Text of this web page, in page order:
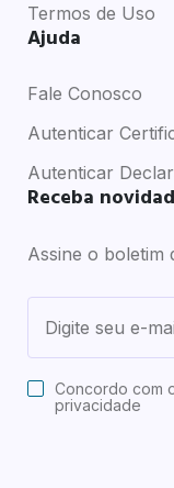
Termos de Uso
Ajuda
Fale Conosco
Autenticar
Autenticar
Receba
Assine o boletim
Concordo com
privacidade